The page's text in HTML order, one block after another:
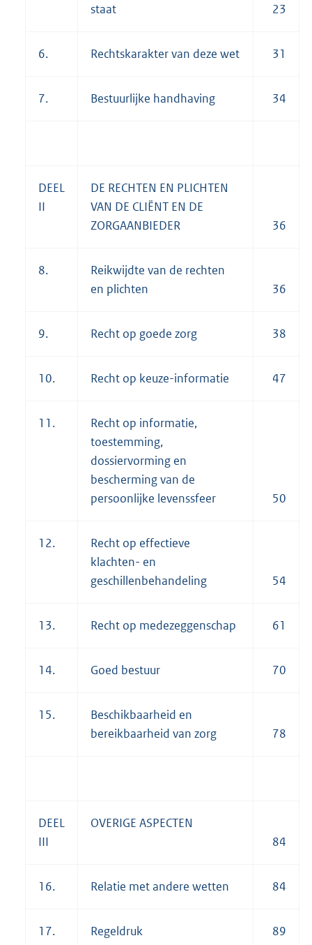
staat
23
6. Rechtskarakter van deze wet 31
7. Bestuurlijke handhaving 34
DEEL
II
DE RECHTEN EN PLICHTEN
VAN DE CLIËNT EN DE
ZORGAANBIEDER
36
8.
Reikwijdte van de rechten
en plichten
36
9. Recht op goede zorg 38
10. Recht op keuze-informatie 47
11.
Recht op informatie,
toestemming,
dossiervorming en
bescherming van de
persoonlijke levenssfeer
50
12.
Recht op effectieve
klachten- en
geschillenbehandeling
54
13. Recht op medezeggenschap 61
14. Goed bestuur 70
15.
Beschikbaarheid en
bereikbaarheid van zorg
78
DEEL
III
OVERIGE ASPECTEN
84
16. Relatie met andere wetten 84
17. Regeldruk 89